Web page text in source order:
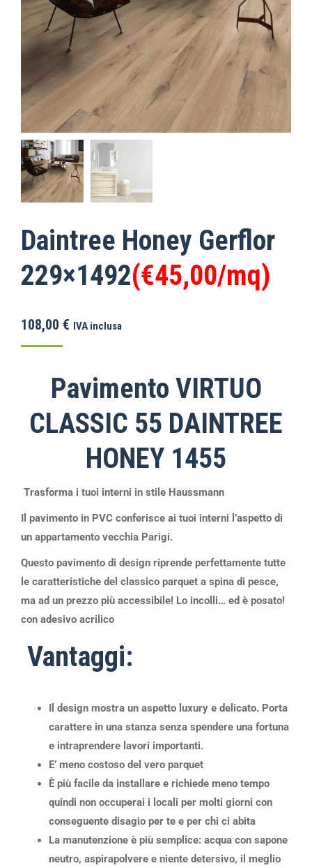
Daintree Honey Gerflor
229×1492(€45,00/mq)
108,00 € IVA inclusa
Pavimento VIRTUO
CLASSIC 55 DAINTREE
HONEY 1455
Trasforma i tuoi interni in stile Haussmann
Il pavimento in PVC conferisce ai tuoi interni l’aspetto di
un appartamento vecchia Parigi.
Questo pavimento di design riprende perfettamente tutte
le caratteristiche del classico parquet a spina di pesce,
ma ad un prezzo più accessibile! Lo incolli… ed è posato!
con adesivo acrilico
Vantaggi:
Il design mostra un aspetto luxury e delicato. Porta
carattere in una stanza senza spendere una fortuna
e intraprendere lavori importanti.
E’ meno costoso del vero parquet
È più facile da installare e richiede meno tempo
quindi non occuperai i locali per molti giorni con
conseguente disagio per te e per chi ci abita
La manutenzione è più semplice: acqua con sapone
neutro, aspirapolvere e niente detersivo, il meglio